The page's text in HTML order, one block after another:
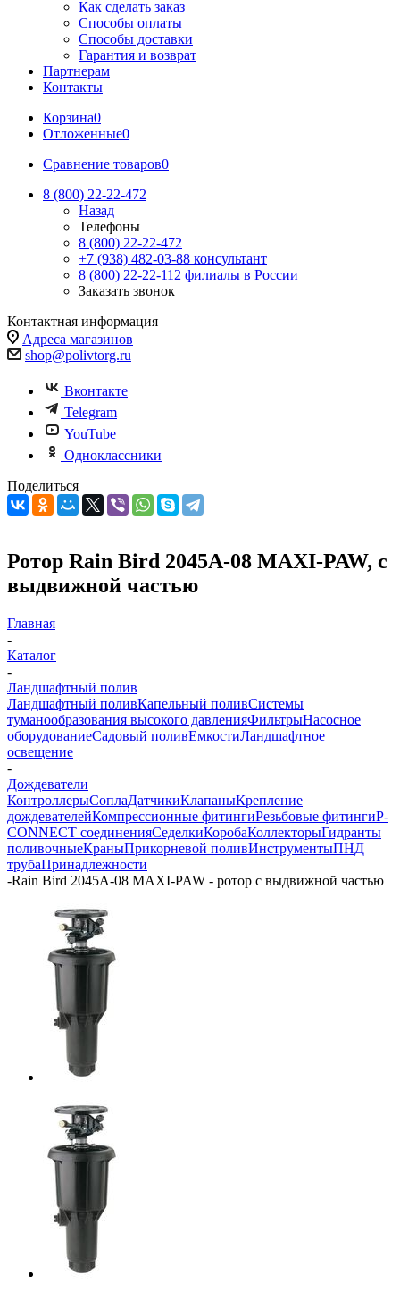
Как сделать заказ
Способы оплаты
Способы доставки
Гарантия и возврат
Партнерам
Контакты
Корзина0
Отложенные0
Сравнение товаров0
8 (800) 22-22-472
Назад
Телефоны
8 (800) 22-22-472
+7 (938) 482-03-88 консультант
8 (800) 22-22-112 филиалы в России
Заказать звонок
Контактная информация
Адреса магазинов
shop@polivtorg.ru
Вконтакте
Telegram
YouTube
Одноклассники
Поделиться
Ротор Rain Bird 2045А-08 MAXI-PAW, с
выдвижной частью
Главная
-
Каталог
-
Ландшафтный полив
Ландшафтный поливКапельный поливСистемы
туманообразования высокого давленияФильтрыНасосное
оборудованиеСадовый поливЕмкостиЛандшафтное
освещение
-
Дождеватели
КонтроллерыСоплаДатчикиКлапаныКрепление
дождевателейКомпрессионные фитингиРезьбовые фитингиP-
CONNECT соединенияСеделкиКоробаКоллекторыГидранты
поливочныеКраныПрикорневой поливИнструментыПНД
трубаПринадлежности
-Rain Bird 2045А-08 MAXI-PAW - ротор с выдвижной частью